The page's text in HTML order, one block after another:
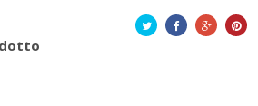
Twitta FacebookGoogle+